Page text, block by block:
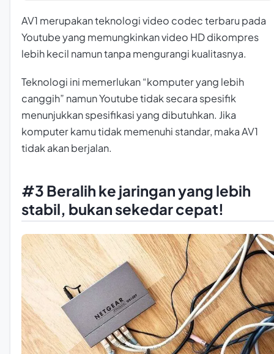
AV1 merupakan teknologivideo codecterbaru pada
Youtube yang memungkinkan video HD dikompres
lebih kecil namun tanpa mengurangi kualitasnya.
Teknologi ini memerlukan “komputer yang lebih
canggih” namun Youtube tidak secara spesifik
menunjukkan spesifikasi yang dibutuhkan. Jika
komputer kamu tidak memenuhi standar, maka AV1
tidak akan berjalan.
#3 Beralih ke jaringan yang lebih
stabil, bukan sekedar cepat!